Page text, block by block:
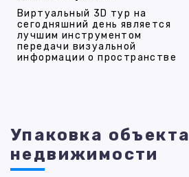
Виртуальный 3D тур на
сегодняшний день является
лучшим инструментом
передачи визуальной
информации о пространстве
Упаковка объекта
недвижимости